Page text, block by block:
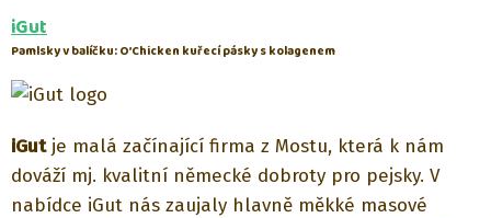
iGut
Pamlsky v balíčku: O’Chicken kuřecí pásky s kolagenem
iGutje malá začínající firma z Mostu, která k nám
dováží mj. kvalitní německé dobroty pro pejsky. V
nabídce iGut nás zaujaly hlavně měkké masové